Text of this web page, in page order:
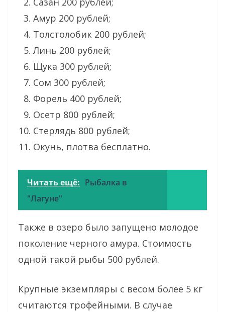
Амур 200 рублей;
Толстолобик 200 рублей;
Линь 200 рублей;
Щука 300 рублей;
Сом 300 рублей;
Форель 400 рублей;
Осетр 800 рублей;
Стерлядь 800 рублей;
Окунь, плотва бесплатно.
Читать ещё: Рыбалка в
"Лагуне"
Также в озеро было запущено молодое
поколение черного амура. Стоимость
одной такой рыбы 500 рублей.
Крупные экземпляры с весом более 5 кг
считаются трофейными. В случае